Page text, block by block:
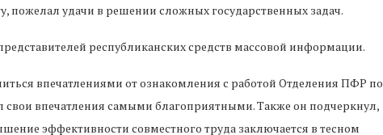
пожелал удачи в решении сложных государственных задач.
республиканских средств массовой информации.
впечатлениями от ознакомления с работой Отделения ПФР по
свои впечатления самыми благоприятными. Также он подчеркнул,
эффективности совместного труда заключается в тесном